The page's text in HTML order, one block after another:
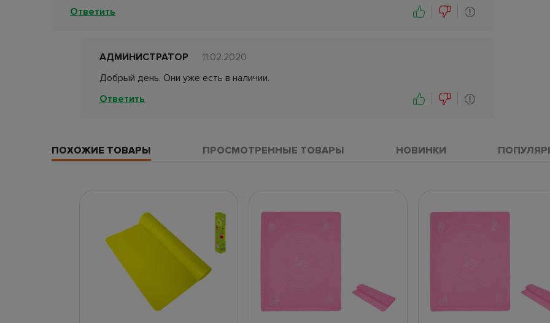
Ответить
АДМИНИСТРАТОР
11.02.2020
Добрый день. Они уже есть в наличии.
Ответить
ПОХОЖИЕ ТОВАРЫ ПРОСМОТРЕННЫЕ ТОВАРЫ НОВИНКИ